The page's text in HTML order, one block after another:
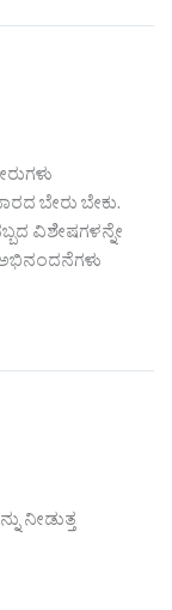
ಬೇರು ಬೇಕು.
ವಿಶೇಷಗಳನ್ನೇ
ನೀಡುತ್ತ